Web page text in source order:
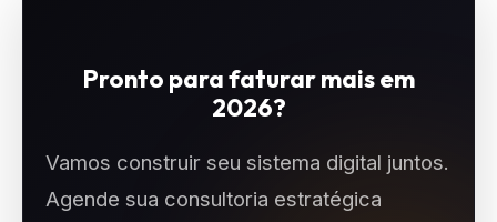
Pronto para faturar mais em
2026?
Vamos construir seu sistema digital juntos.
Agende sua consultoria estratégica